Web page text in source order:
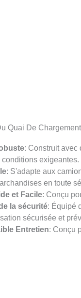
Quai De
: Construit avec
exigeantes.
: S'adapte aux
en toute
et Facile: Conçu
la sécurité: Équipé
sécurisée et
Entretien: Conçu